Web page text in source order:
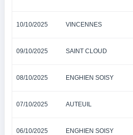
10/10/2025 VINCENNES
09/10/2025 SAINT CLOUD
08/10/2025 ENGHIEN SOISY
07/10/2025 AUTEUIL
06/10/2025 ENGHIEN SOISY